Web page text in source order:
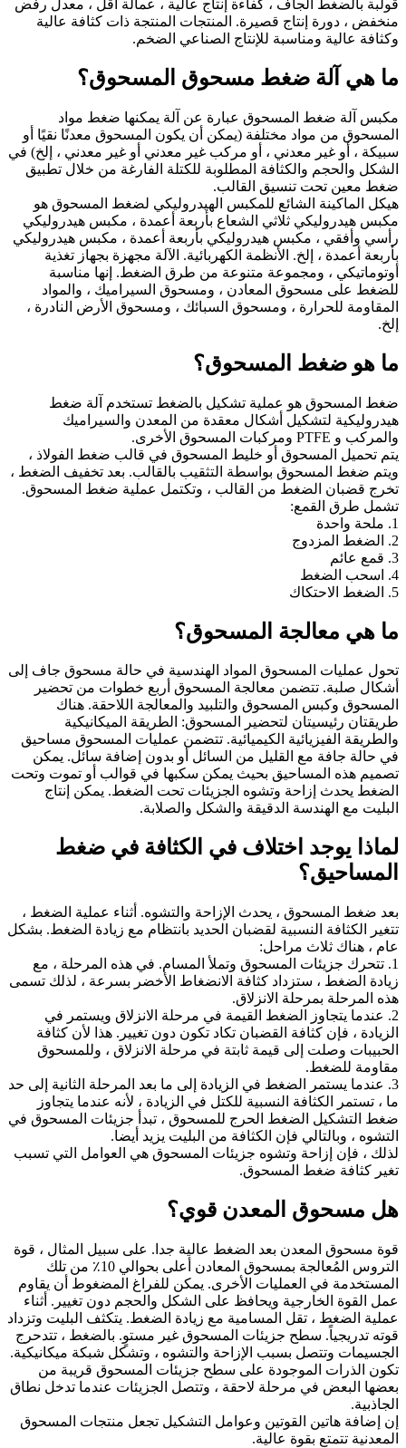
قولبة بالضغط الجاف ، كفاءة إنتاج عالية ، عمالة أقل ، معدل رفض
منخفض ، دورة إنتاج قصيرة. المنتجات المنتجة ذات كثافة عالية
وكثافة عالية ومناسبة للإنتاج الصناعي الضخم.
ما هي آلة ضغط مسحوق المسحوق؟
مكبس آلة ضغط المسحوق عبارة عن آلة يمكنها ضغط مواد
المسحوق من مواد مختلفة (يمكن أن يكون المسحوق معدنًا نقيًا أو
سبيكة ، أو غير معدني ، أو مركب غير معدني أو غير معدني ، إلخ) في
الشكل والحجم والكثافة المطلوبة للكتلة الفارغة من خلال تطبيق
ضغط معين تحت تنسيق القالب.
هيكل الماكينة الشائع للمكبس الهيدروليكي لضغط المسحوق هو
مكبس هيدروليكي ثلاثي الشعاع بأربعة أعمدة ، مكبس هيدروليكي
رأسي وأفقي ، مكبس هيدروليكي بأربعة أعمدة ، مكبس هيدروليكي
بأربعة أعمدة ، إلخ. الأنظمة الكهربائية. الآلة مجهزة بجهاز تغذية
أوتوماتيكي ، ومجموعة متنوعة من طرق الضغط. إنها مناسبة
للضغط على مسحوق المعادن ، ومسحوق السيراميك ، والمواد
المقاومة للحرارة ، ومسحوق السبائك ، ومسحوق الأرض النادرة ،
إلخ.
ما هو ضغط المسحوق؟
ضغط المسحوق هو عملية تشكيل بالضغط تستخدم آلة ضغط
هيدروليكية لتشكيل أشكال معقدة من المعدن والسيراميك
والمركب و PTFE ومركبات المسحوق الأخرى.
يتم تحميل المسحوق أو خليط المسحوق في قالب ضغط الفولاذ ،
ويتم ضغط المسحوق بواسطة التثقيب بالقالب. بعد تخفيف الضغط ،
تخرج قضبان الضغط من القالب ، وتكتمل عملية ضغط المسحوق.
تشمل طرق القمع:
1. ملحة واحدة
2. الضغط المزدوج
3. قمع عائم
4. اسحب الضغط
5. الضغط الاحتكاك
ما هي معالجة المسحوق؟
تحول عمليات المسحوق المواد الهندسية في حالة مسحوق جاف إلى
أشكال صلبة. تتضمن معالجة المسحوق أربع خطوات من تحضير
المسحوق وكبس المسحوق والتلبيد والمعالجة اللاحقة. هناك
طريقتان رئيسيتان لتحضير المسحوق: الطريقة الميكانيكية
والطريقة الفيزيائية الكيميائية. تتضمن عمليات المسحوق مساحيق
في حالة جافة مع القليل من السائل أو بدون إضافة سائل. يمكن
تصميم هذه المساحيق بحيث يمكن سكبها في قوالب أو تموت وتحت
الضغط يحدث إزاحة وتشوه الجزيئات تحت الضغط. يمكن إنتاج
البليت مع الهندسة الدقيقة والشكل والصلابة.
لماذا يوجد اختلاف في الكثافة في ضغط
المساحيق؟
بعد ضغط المسحوق ، يحدث الإزاحة والتشوه. أثناء عملية الضغط ،
تتغير الكثافة النسبية لقضبان الحديد بانتظام مع زيادة الضغط. بشكل
عام ، هناك ثلاث مراحل:
1. تتحرك جزيئات المسحوق وتملأ المسام. في هذه المرحلة ، مع
زيادة الضغط ، ستزداد كثافة الانضغاط الأخضر بسرعة ، لذلك تسمى
هذه المرحلة بمرحلة الانزلاق.
2. عندما يتجاوز الضغط القيمة في مرحلة الانزلاق ويستمر في
الزيادة ، فإن كثافة القضبان تكاد تكون دون تغيير. هذا لأن كثافة
الحبيبات وصلت إلى قيمة ثابتة في مرحلة الانزلاق ، وللمسحوق
مقاومة للضغط.
3. عندما يستمر الضغط في الزيادة إلى ما بعد المرحلة الثانية إلى حد
ما ، تستمر الكثافة النسبية للكتل في الزيادة ، لأنه عندما يتجاوز
ضغط التشكيل الضغط الحرج للمسحوق ، تبدأ جزيئات المسحوق في
التشوه ، وبالتالي فإن الكثافة من البليت يزيد أيضا.
لذلك ، فإن إزاحة وتشوه جزيئات المسحوق هي العوامل التي تسبب
تغير كثافة ضغط المسحوق.
هل مسحوق المعدن قوي؟
قوة مسحوق المعدن بعد الضغط عالية جدا. على سبيل المثال ، قوة
التروس المُعالجة بمسحوق المعادن أعلى بحوالي 10٪ من تلك
المستخدمة في العمليات الأخرى. يمكن للفراغ المضغوط أن يقاوم
عمل القوة الخارجية ويحافظ على الشكل والحجم دون تغيير. أثناء
عملية الضغط ، تقل المسامية مع زيادة الضغط. يتكثف البليت وتزداد
قوته تدريجياً. سطح جزيئات المسحوق غير مستوٍ. بالضغط ، تتدحرج
الجسيمات وتتصل بسبب الإزاحة والتشوه ، وتشكل شبكة ميكانيكية.
تكون الذرات الموجودة على سطح جزيئات المسحوق قريبة من
بعضها البعض في مرحلة لاحقة ، وتتصل الجزيئات عندما تدخل نطاق
الجاذبية.
إن إضافة هاتين القوتين وعوامل التشكيل تجعل منتجات المسحوق
المعدنية تتمتع بقوة عالية.